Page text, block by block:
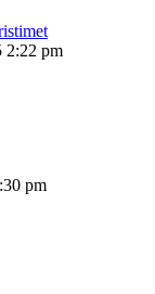
2:22 pm
pm